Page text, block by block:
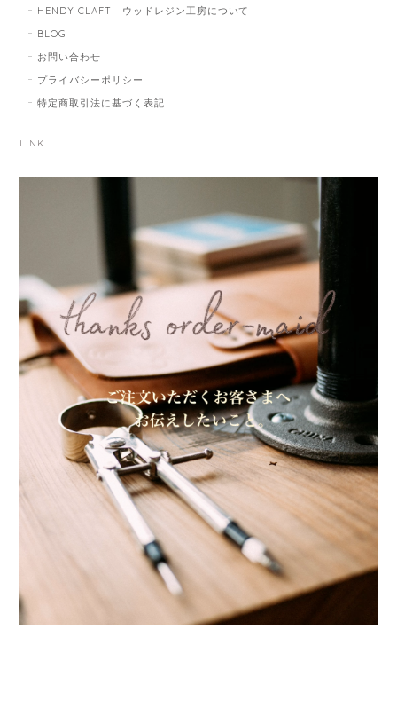
HENDY CLAFT ウッドレジン工房について
BLOG
お問い合わせ
プライバシーポリシー
特定商取引法に基づく表記
LINK